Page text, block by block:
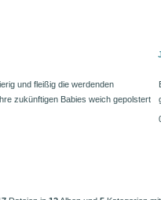
und fleißig die werdenden
zukünftigen Babies weich gepolstert